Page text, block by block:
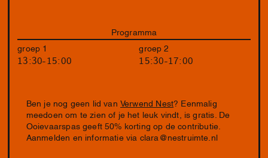
Programma
groep 1
13:30-15:00
groep 2
15:30-17:00
Ben je nog geen lid van Verwend Nest? Eenmalig
meedoen om te zien of je het leuk vindt, is gratis. De
Ooievaarspas geeft 50% korting op de contributie.
Aanmelden en informatie via clara@nestruimte.nl